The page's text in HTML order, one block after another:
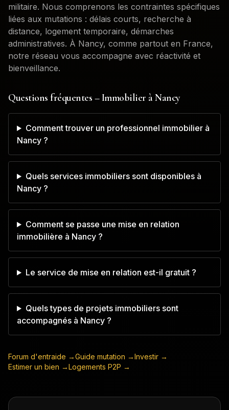
militaire. Nous comprenons les contraintes spécifiques
liées aux mutations : délais courts, recherche à
distance, logement temporaire, démarches
administratives. À Nancy, comme partout en France,
notre réseau vous accompagne avec réactivité et
bienveillance.
Questions fréquentes – Immobilier àNancy
Comment trouver un professionnel immobilier à
Nancy ?
Quels services immobiliers sont disponibles à
Nancy ?
Comment se passe une mise en relation
immobilière à Nancy ?
Le service de mise en relation est-il gratuit ?
Quels types de projets immobiliers sont
accompagnés à Nancy ?
Forum d'entraide →Guide mutation →Investir →
Estimer un bien →Logements P2P →